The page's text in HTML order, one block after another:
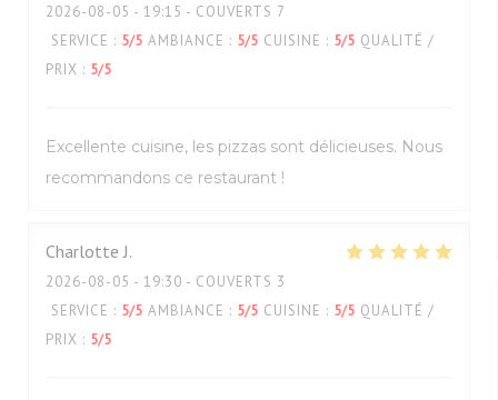
2026-08-05 - 19:15 - COUVERTS 7
SERVICE : 5/5 AMBIANCE : 5/5 CUISINE : 5/5 QUALITÉ /
PRIX : 5/5
Excellente cuisine, les pizzas sont délicieuses. Nous
recommandons ce restaurant !
Charlotte J
2026-08-05 - 19:30 - COUVERTS 3
SERVICE : 5/5 AMBIANCE : 5/5 CUISINE : 5/5 QUALITÉ /
PRIX : 5/5